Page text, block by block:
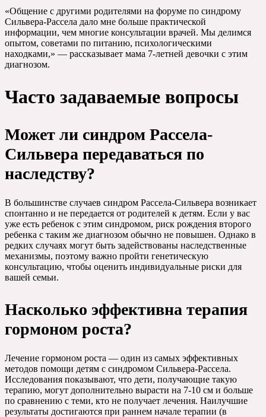
«Общение с другими родителями на форуме по синдрому
Сильвера-Рассела дало мне больше практической
информации, чем многие консультации врачей. Мы делимся
опытом, советами по питанию, психологическими
находками,» — рассказывает мама 7-летней девочки с этим
диагнозом.
Часто задаваемые вопросы
Может ли синдром Рассела-
Сильвера передаваться по
наследству?
В большинстве случаев синдром Рассела-Сильвера возникает
спонтанно и не передается от родителей к детям. Если у вас
уже есть ребенок с этим синдромом, риск рождения второго
ребенка с таким же диагнозом обычно не повышен. Однако в
редких случаях могут быть задействованы наследственные
механизмы, поэтому важно пройти генетическую
консультацию, чтобы оценить индивидуальные риски для
вашей семьи.
Насколько эффективна терапия
гормоном роста?
Лечение гормоном роста — один из самых эффективных
методов помощи детям с синдромом Сильвера-Рассела.
Исследования показывают, что дети, получающие такую
терапию, могут дополнительно вырасти на 7-10 см и больше
по сравнению с теми, кто не получает лечения. Наилучшие
результаты достигаются при раннем начале терапии (в